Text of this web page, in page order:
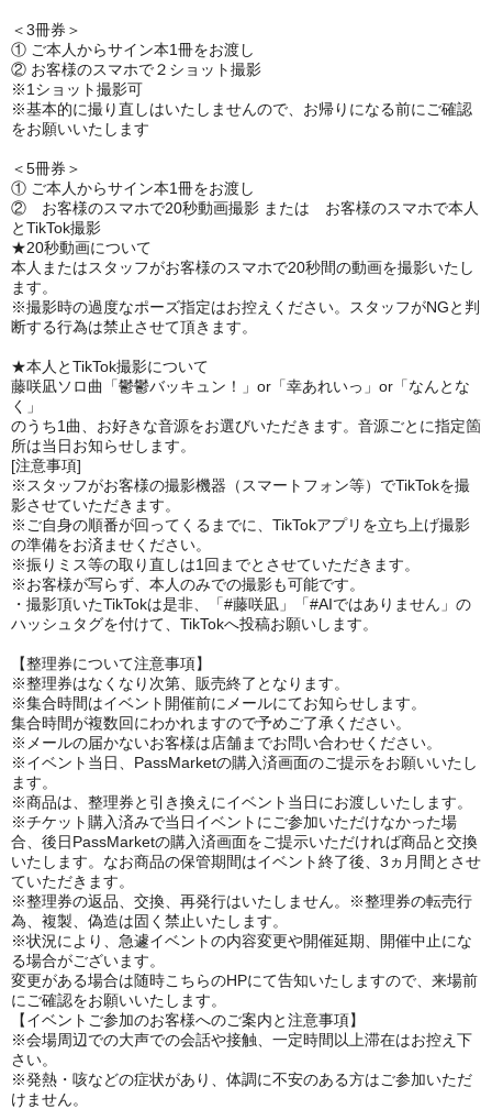
＜3冊券＞
① ご本人からサイン本1冊をお渡し
② お客様のスマホで２ショット撮影
※1ショット撮影可
※基本的に撮り直しはいたしませんので、お帰りになる前にご確認
をお願いいたします
＜5冊券＞
① ご本人からサイン本1冊をお渡し
② お客様のスマホで20秒動画撮影 または お客様のスマホで本人
とTikTok撮影
★20秒動画について
本人またはスタッフがお客様のスマホで20秒間の動画を撮影いたし
ます。
※撮影時の過度なポーズ指定はお控えください。スタッフがNGと判
断する行為は禁止させて頂きます。
★本人とTikTok撮影について
藤咲凪ソロ曲「鬱鬱バッキュン！」or「幸あれいっ」or「なんとな
く」
のうち1曲、お好きな音源をお選びいただきます。音源ごとに指定箇
所は当日お知らせします。
[注意事項]
※スタッフがお客様の撮影機器（スマートフォン等）でTikTokを撮
影させていただきます。
※ご自身の順番が回ってくるまでに、TikTokアプリを立ち上げ撮影
の準備をお済ませください。
※振りミス等の取り直しは1回までとさせていただきます。
※お客様が写らず、本人のみでの撮影も可能です。
・撮影頂いたTikTokは是非、「#藤咲凪」「#AIではありません」の
ハッシュタグを付けて、TikTokへ投稿お願いします。
【整理券について注意事項】
※整理券はなくなり次第、販売終了となります。
※集合時間はイベント開催前にメールにてお知らせします。
集合時間が複数回にわかれますので予めご了承ください。
※メールの届かないお客様は店舗までお問い合わせください。
※イベント当日、PassMarketの購入済画面のご提示をお願いいたし
ます。
※商品は、整理券と引き換えにイベント当日にお渡しいたします。
※チケット購入済みで当日イベントにご参加いただけなかった場
合、後日PassMarketの購入済画面をご提示いただければ商品と交換
いたします。なお商品の保管期間はイベント終了後、3ヵ月間とさせ
ていただきます。
※整理券の返品、交換、再発行はいたしません。※整理券の転売行
為、複製、偽造は固く禁止いたします。
※状況により、急遽イベントの内容変更や開催延期、開催中止にな
る場合がございます。
変更がある場合は随時こちらのHPにて告知いたしますので、来場前
にご確認をお願いいたします。
【イベントご参加のお客様へのご案内と注意事項】
※会場周辺での大声での会話や接触、一定時間以上滞在はお控え下
さい。
※発熱・咳などの症状があり、体調に不安のある方はご参加いただ
けません。